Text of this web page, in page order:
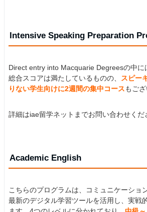
Intensive Speaking Preparation
Direct entry into Macquarie Degreesの中に
総合スコアは満たしているものの、
スピー
りない学生向けに2週間の集中コース もござ
詳細はiae留学ネットまでお問い合わせくだ
Academic English
こちらのプログラムは、コミュニケーショ
最新のデジタル学習ツールを活用し、実戦